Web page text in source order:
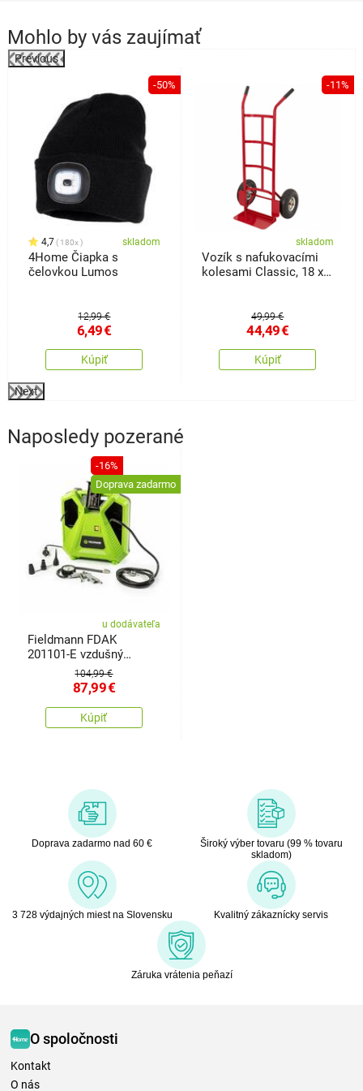
Mohlo by vás zaujímať
Previous
-50%
4,7 180x skladom
4Home Čiapka s
čelovkou Lumos
12,99 €
6,49€
Kúpiť
-11%
skladom
Vozík s nafukovacími
kolesami Classic, 18 x
49,99 €
44,49€
Kúpiť
Next
Naposledy pozerané
-16%
Doprava zadarmo
u dodávateľa
Fieldmann FDAK
201101-E vzdušný
kompresor104,99 €
87,99€
Kúpiť
Doprava zadarmo nad 60 €
Široký výber tovaru (99 % tovaru
skladom)
3 728 výdajných miest na Slovensku Kvalitný zákaznícky servis
Záruka vrátenia peňazí
O spoločnosti
Kontakt
O nás